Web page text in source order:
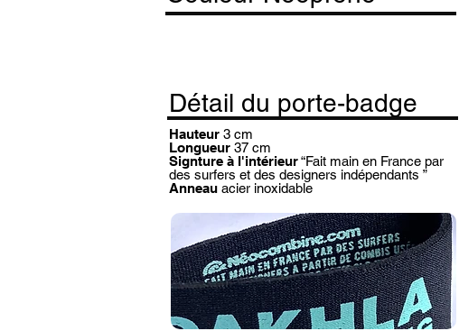
Détail du porte-badge
Hauteur 3 cm
Longueur 37 cm
Signture à l'intérieur“Fait main en France par
des surfers et des designers indépendants ”
Anneau acier inoxidable